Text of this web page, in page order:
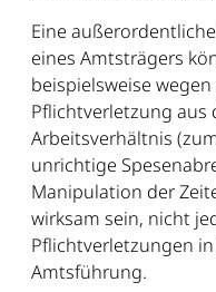
Eine
eines Amtsträgers
beispielsweise
Pflichtverletzung aus
Arbeitsverhältnis
unrichtige
Manipulation der
wirksam sein, nicht
Pflichtverletzungen
Amtsführung.